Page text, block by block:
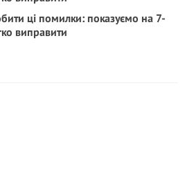
ці помилки: показуємо на 7-
виправити